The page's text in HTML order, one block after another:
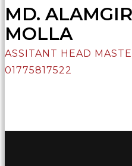
MD.
MOLLA
ASSITANT HEAD
01775817522